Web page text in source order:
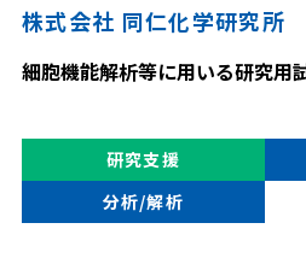
株式会社 同仁化学研究所
細胞機能解析等に用いる研究用
研究支援
分析/解析